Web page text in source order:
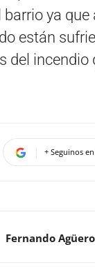
barrio ya
están
del incendio
+ Seguinos
Fernando Agüero